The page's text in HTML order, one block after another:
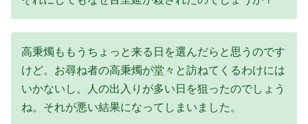
高秉燭ももうちょっと来る日を選んだらと思うのです
けど。お尋ね者の高秉燭が堂々と訪ねてくるわけには
いかないし。人の出入りが多い日を狙ったのでしょう
ね。それが悪い結果になってしまいました。